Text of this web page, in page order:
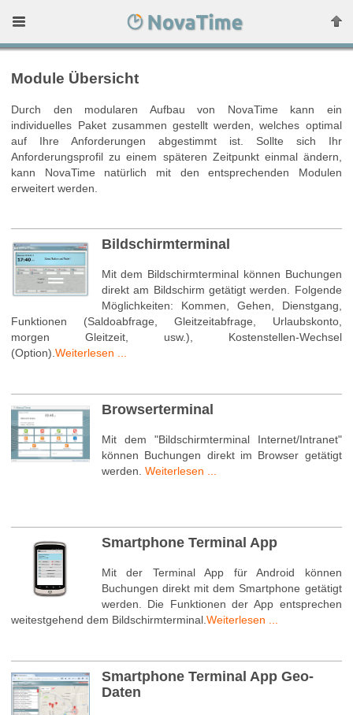
Module Übersicht
Durch den modularen Aufbau von NovaTime kann ein
individuelles Paket zusammen gestellt werden, welches optimal
auf Ihre Anforderungen abgestimmt ist. Sollte sich Ihr
Anforderungsprofil zu einem späteren Zeitpunkt einmal ändern,
kann NovaTime natürlich mit den entsprechenden Modulen
erweitert werden.
Bildschirmterminal
Mit dem Bildschirmterminal können Buchungen
direkt am Bildschirm getätigt werden. Folgende
Möglichkeiten: Kommen, Gehen, Dienstgang,
Funktionen (Saldoabfrage, Gleitzeitabfrage, Urlaubskonto,
morgen Gleitzeit, usw.), Kostenstellen-Wechsel
(Option).Weiterlesen ...
Browserterminal
Mit dem "Bildschirmterminal Internet/Intranet"
können Buchungen direkt im Browser getätigt
werden. Weiterlesen ...
Smartphone Terminal App
Mit der Terminal App für Android können
Buchungen direkt mit dem Smartphone getätigt
werden. Die Funktionen der App entsprechen
weitestgehend dem Bildschirmterminal.Weiterlesen ...
Smartphone Terminal App Geo-
Daten